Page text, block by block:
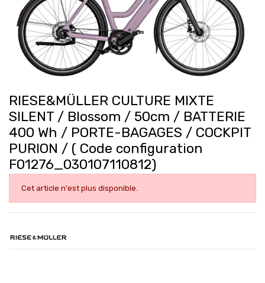
RIESE&MÜLLER CULTURE MIXTE
SILENT / Blossom / 50cm / BATTERIE
400 Wh / PORTE-BAGAGES / COCKPIT
PURION / ( Code configuration
F01276_030107110812)
Cet article n'est plus disponible.